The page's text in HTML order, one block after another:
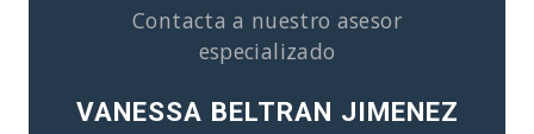
Contacta a nuestro asesor
especializado
VANESSA BELTRAN JIMENEZ